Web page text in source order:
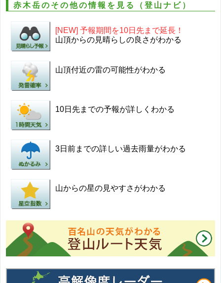
赤木岳のその他の情報を見る（登山ナビ）
[NEW] 予報期間を10日先まで延長！
山頂からの見晴らしの良さがわかる
山頂付近の雷の可能性がわかる
10日先までの予報が詳しくわかる
3日前までの詳しい過去雨量がわかる
山からの星の見やすさがわかる